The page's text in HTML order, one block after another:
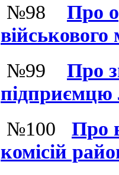
№98
Про
№99
Про
№100
Про
комісій